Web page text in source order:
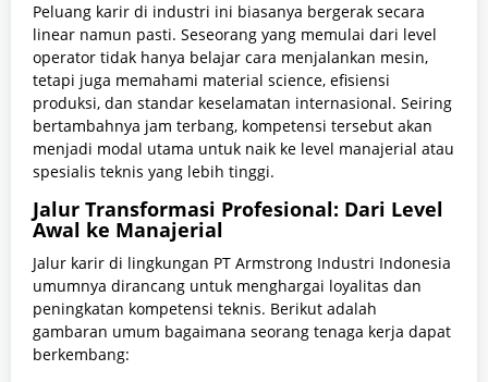
Peluang karir di industri ini biasanya bergerak secara
linear namun pasti. Seseorang yang memulai dari level
operator tidak hanya belajar cara menjalankan mesin,
tetapi juga memahami material science, efisiensi
produksi, dan standar keselamatan internasional. Seiring
bertambahnya jam terbang, kompetensi tersebut akan
menjadi modal utama untuk naik ke level manajerial atau
spesialis teknis yang lebih tinggi.
Jalur Transformasi Profesional: Dari Level
Awal ke Manajerial
Jalur karir di lingkungan PT Armstrong Industri Indonesia
umumnya dirancang untuk menghargai loyalitas dan
peningkatan kompetensi teknis. Berikut adalah
gambaran umum bagaimana seorang tenaga kerja dapat
berkembang: